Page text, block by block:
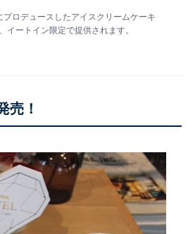
プロデュースしたアイスクリームケーキ
ートイン限定で提供されます。
売！